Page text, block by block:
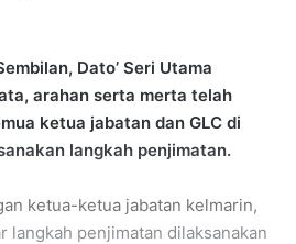
Dato’ Seri Utama
arahan serta merta telah
ketua jabatan dan GLC di
langkah penjimatan.
ketua-ketua jabatan kelmarin,
langkah penjimatan dilaksanakan